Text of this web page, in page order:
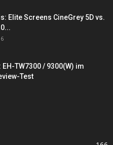
Elite Screens CineGrey 5D vs.
EH-TW7300 / 9300(W) im
Test